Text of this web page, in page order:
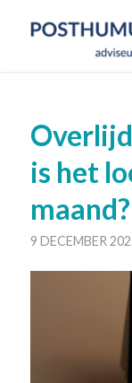
is het
maand?
9 DECEMBER